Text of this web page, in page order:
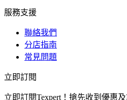
服務支援
聯絡我們
分店指南
常見問題
立即訂閱
立即訂閱Texpert！搶先收到優惠及